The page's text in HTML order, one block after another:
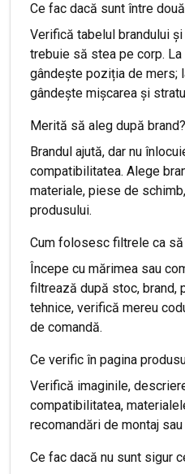
Ce fac dacă sunt între
Verifică tabelul brandului
trebuie să stea pe corp.
gândește poziția de mers;
gândește mișcarea și
Merită să aleg după brand?
Brandul ajută, dar nu
compatibilitatea. Alege
materiale, piese de
produsului.
Cum folosesc filtrele ca
Începe cu mărimea sau
filtrează după stoc, brand,
tehnice, verifică mereu
de comandă.
Ce verific în pagina
Verifică imaginile,
compatibilitatea,
recomandări de montaj
Ce fac dacă nu sunt sigur